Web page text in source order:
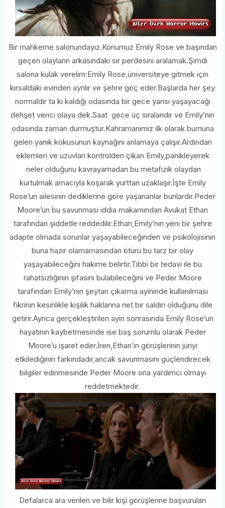
Bir mahkeme salonundayız.Konumuz Emily Rose ve başından
geçen olayların arkasındaki sır perdesini aralamak.Şimdi
salona kulak verelim:Emily Rose,üniversiteye gitmek için
kırsaldaki evinden ayrılır ve şehre göç eder.Başlarda her şey
normaldir ta ki kaldığı odasında bir gece yarısı yaşayacağı
dehşet verici olaya dek.Saat gece üç sıralarıdır ve Emily’nin
odasında zaman durmuştur.Kahramanımız ilk olarak burnuna
gelen yanık kokusunun kaynağını anlamaya çalışır.Ardından
eklemleri ve uzuvları kontrolden çıkan Emily,panikleyerek
neler olduğunu kavrayamadan bu metafizik olaydan
kurtulmak amacıyla koşarak yurttan uzaklaşır.İşte Emily
Rose’un ailesinin dediklerine göre yaşananlar bunlardır.Peder
Moore’un bu savunması iddia makamından Avukat Ethan
tarafından şiddetle reddedilir.Ethan,Emily’nin yeni bir şehre
adapte olmada sorunlar yaşayabileceğinden ve psikolojisinin
buna hazır olamamasından ötürü bu tarz bir olay
yaşayabileceğini hakime belirtir.Tıbbi bir tedavi ile bu
rahatsızlığının şifasını bulabileceğini ve Peder Moore
tarafından Emily’nin şeytan çıkarma ayininde kullanılması
fikrinin kesinlikle kişilik haklarına net bir saldırı olduğunu dile
getirir.Ayrıca gerçekleştirilen ayin sonrasında Emily Rose’un
hayatının kaybetmesinde ise baş sorumlu olarak Peder
Moore’u işaret eder.İren,Ethan’ın görüşlerinin jüriyi
etkilediğinin farkındadır,ancak savunmasını güçlendirecek
bilgiler edinmesinde Peder Moore ona yardımcı olmayı
reddetmektedir.
Defalarca ara verilen ve bilir kişi görüşlerine başvurulan